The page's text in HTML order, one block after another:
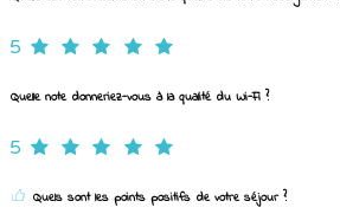
5
Quelle note donneriez-vous à la qualité du Wi-Fi ?
5
Quels sont les points positifs de votre séjour ?